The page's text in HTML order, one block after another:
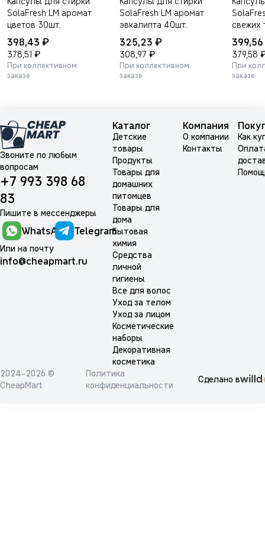
SolaFresh LM аромат
цветов 30шт.
398,43 ₽
378,51 ₽
При коллективном
заказе
SolaFresh LM аромат
эвкалипта 40шт.
325,23 ₽
308,97 ₽
При коллективном
заказе
свежих
399,56
379,58
При
заказе
Звоните по любым
вопросам
+7 993 398 68
83
Пишите в мессенджеры
WhatsApp Telegram
Или на почту
info@cheapmart.ru
Каталог
Детские
товары
Продукты
Товары для
домашних
питомцев
Товары для
дома
Бытовая
химия
Средства
личной
гигиены
Все для волос
Уход за телом
Уход за лицом
Косметические
наборы
Декоративная
косметика
Компания
О компании
Контакты
Как
2024-2026 ©
CheapMart
Политика
конфиденциальности
Сделано в